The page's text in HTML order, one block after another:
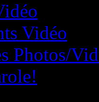
Vidéo
Photos/